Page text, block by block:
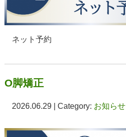
ネット予約
O脚矯正
2026.06.29 | Category: お知らせ